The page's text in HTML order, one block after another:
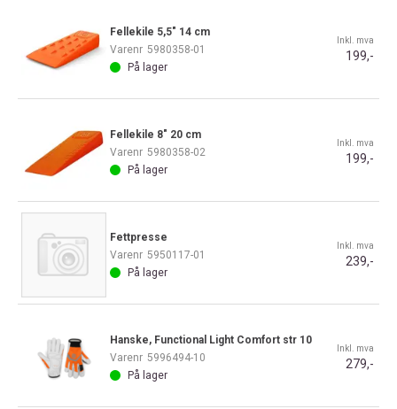
Fellekile 5,5" 14 cm
Varenr 5980358-01
På lager
Inkl. mva
199,-
Fellekile 8" 20 cm
Varenr 5980358-02
På lager
Inkl. mva
199,-
Fettpresse
Varenr 5950117-01
På lager
Inkl. mva
239,-
Hanske, Functional Light Comfort str 10
Varenr 5996494-10
På lager
Inkl. mva
279,-